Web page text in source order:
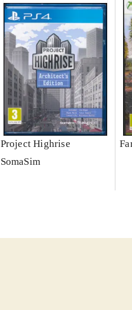
Project Highrise
SomaSim